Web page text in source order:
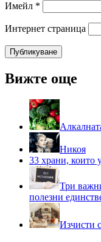
Имейл *
Интернет страница
Вижте още
Никоя
33 храни, които
Три
полезни
Изчисти